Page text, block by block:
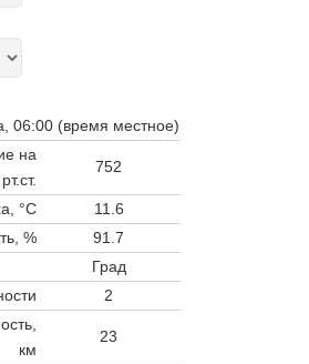
06:00 (время местное)
на
752
°C
11.6
%
91.7
Град
2
км
23